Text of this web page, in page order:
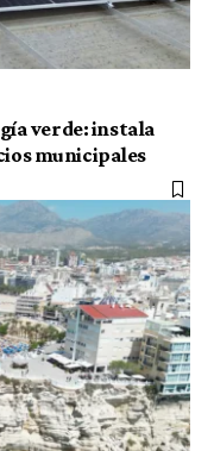
verde: instala
municipales